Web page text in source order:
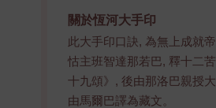
關於恆河大手印
此大手印口訣, 為無上成就
怙主班智達那若巴, 釋十二
十九頌》, 後由那洛巴親授
由馬爾巴譯為藏文。